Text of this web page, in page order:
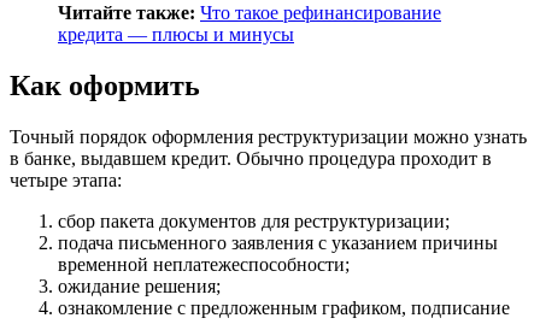
Читайте также: Что такое рефинансирование
кредита — плюсы и минусы
Как оформить
Точный порядок оформления реструктуризации можно узнать
в банке, выдавшем кредит. Обычно процедура проходит в
четыре этапа:
сбор пакета документов для реструктуризации;
подача письменного заявления с указанием причины
временной неплатежеспособности;
ожидание решения;
ознакомление с предложенным графиком, подписание